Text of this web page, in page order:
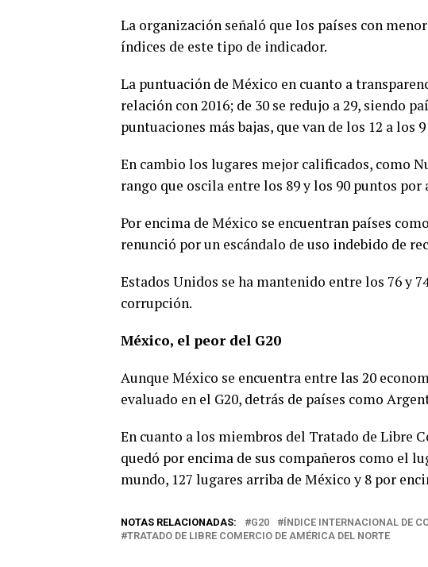
La organización señaló que los países con
índices de este tipo de indicador.
La puntuación de México en cuanto a
relación con 2016; de 30 se redujo a 29, siendo
puntuaciones más bajas, que van de los 12 a los
En cambio los lugares mejor calificados, como
rango que oscila entre los 89 y los 90 puntos por
Por encima de México se encuentran países
renunció por un escándalo de uso indebido de
Estados Unidos se ha mantenido entre los 76 y
corrupción.
México, el peor del G20
Aunque México se encuentra entre las 20
evaluado en el G20, detrás de países como
En cuanto a los miembros del Tratado de Libre
quedó por encima de sus compañeros como el
mundo, 127 lugares arriba de México y 8 por
NOTAS RELACIONADAS: G20
ÍNDICE INTERNACIONAL DE
TRATADO DE LIBRE COMERCIO DE AMÉRICA DEL NORTE